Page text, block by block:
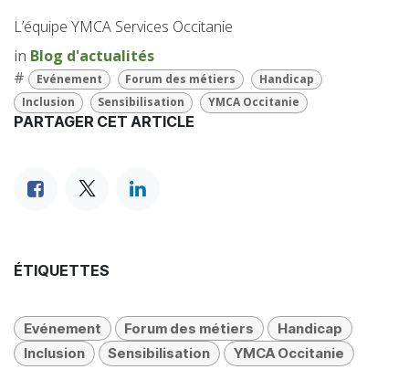
L’équipe YMCA Services Occitanie
in Blog d'actualités
#
Evénement Forum des métiers
Handicap
Inclusion
Sensibilisation YMCA Occitanie
PARTAGER CET ARTICLE
ÉTIQUETTES
Evénement Forum des métiers
Handicap
Inclusion
Sensibilisation YMCA Occitanie